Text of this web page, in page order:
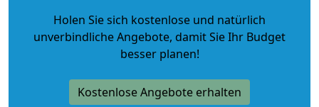
Holen Sie sich kostenlose und natürlich
unverbindliche Angebote, damit Sie Ihr Budget
besser planen!
Kostenlose Angebote erhalten